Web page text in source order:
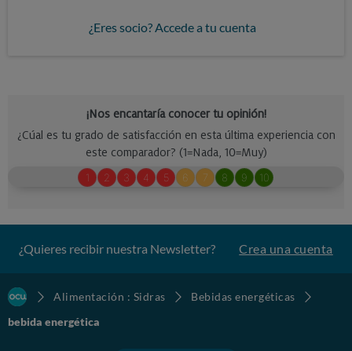
¿Eres socio? Accede a tu cuenta
¿Quieres recibir nuestra Newsletter? Crea una cuenta
Alimentación : Sidras
Bebidas energéticas
bebida energética